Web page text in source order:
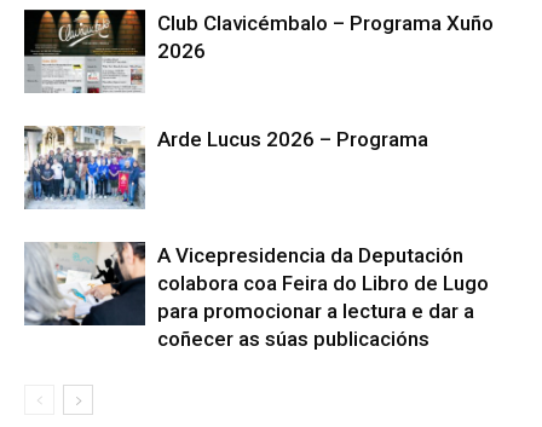
Club Clavicémbalo – Programa Xuño
2026
Arde Lucus 2026 – Programa
A Vicepresidencia da Deputación
colabora coa Feira do Libro de Lugo
para promocionar a lectura e dar a
coñecer as súas publicacións